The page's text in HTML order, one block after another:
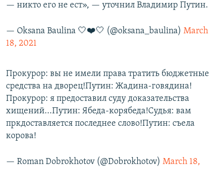
— никто его не ест», — уточнил Владимир Путин.
— Oksana Baulina 🤍❤️🤍 (@oksana_baulina) March
18, 2021
Прокурор: вы не имели права тратить бюджетные
средства на дворец!Путин: Жадина-говядина!
Прокурор: я предоставил суду доказательства
хищений...Путин: Ябеда-корябеда!Судья: вам
пркдоставляется последнее слово!Путин: съела
корова!
— Roman Dobrokhotov (@Dobrokhotov) March 18,